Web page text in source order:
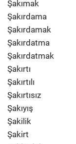
Şakımak
Şakırdama
Şakırdamak
Şakırdatma
Şakırdatmak
Şakırtı
Şakırtılı
Şakırtısız
Şakıyış
Şakilik
Şakirt